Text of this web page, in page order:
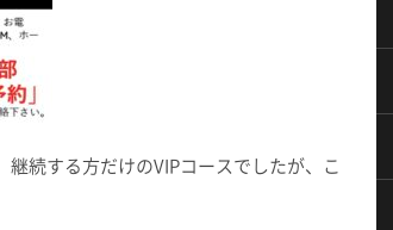
続する方だけのVIPコースでしたが、 こ